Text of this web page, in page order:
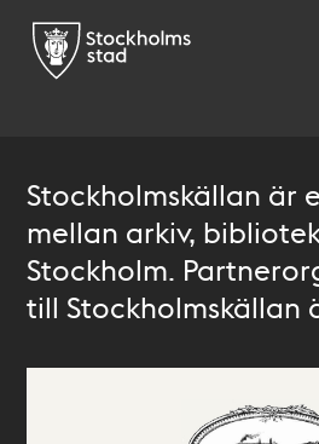
Stockholmskällan är
mellan arkiv,
Stockholm.
till Stockholmskällan